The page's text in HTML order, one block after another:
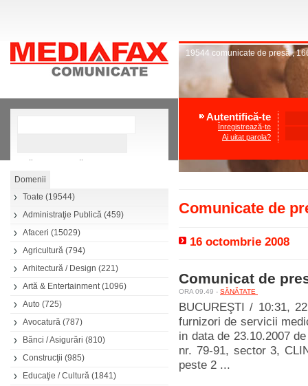
Căutare avansată
Toate (19544)
Administraţie Publică (459)
Afaceri (15029)
Agricultură (794)
Arhitectură / Design (221)
Artă & Entertainment(1096)
Auto (725)
Avocatură (787)
Bănci / Asigurări (810)
Construcţii (985)
Educaţie / Cultură (1841)
19544 comunicate de presă,
Autentifică-te
Înregistrează-te
Ai uitat parola?
Comunicate de
16 octombrie 2008
Comunicat de
ORA 09.49 - SĂNĂTATE
BUCUREŞTI / 10:31,
furnizori de servicii
in data de 23.10.2007
nr. 79-91, sector 3,
peste 2 ...